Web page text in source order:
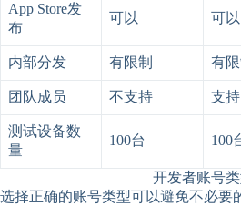
App Store发
布
可以 可以
内部分发 有限制 有限
团队成员 不支持 支持
测试设备数
量
100台 100
开发者账号
选择正确的账号类型可以避免不必要